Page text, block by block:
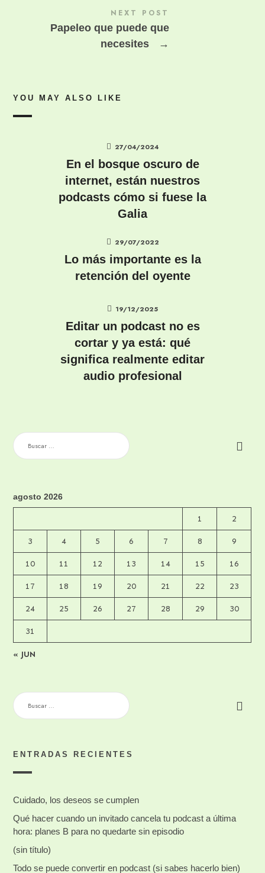
NEXT POST
Papeleo que puede que
necesites
→
YOU MAY ALSO LIKE
27/04/2024
En el bosque oscuro de
internet, están nuestros
podcasts cómo si fuese la
Galia
29/07/2022
Lo más importante es la
retención del oyente
19/12/2025
Editar un podcast no es
cortar y ya está: qué
significa realmente editar
audio profesional
BUSCAR:
agosto 2026
1 2
3 4 5 6 7 8 9
10 11 12 13 14 15 16
17 18 19 20 21 22 23
24 25 26 27 28 29 30
31
« JUN
BUSCAR:
ENTRADAS RECIENTES
Cuidado, los deseos se cumplen
Qué hacer cuando un invitado cancela tu podcast a última
hora: planes B para no quedarte sin episodio
(sin título)
Todo se puede convertir en podcast (si sabes hacerlo bien)